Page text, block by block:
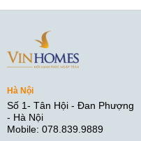
Hà Nội
Số 1- Tân Hội - Đan Phượng
- Hà Nội
Mobile: 078.839.9889